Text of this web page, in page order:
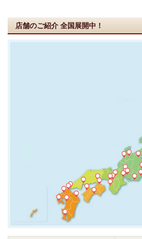
店舗のご紹介 全国展開中！